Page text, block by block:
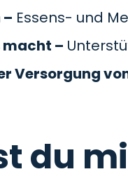
Essens- und
macht –
Versorgung
du